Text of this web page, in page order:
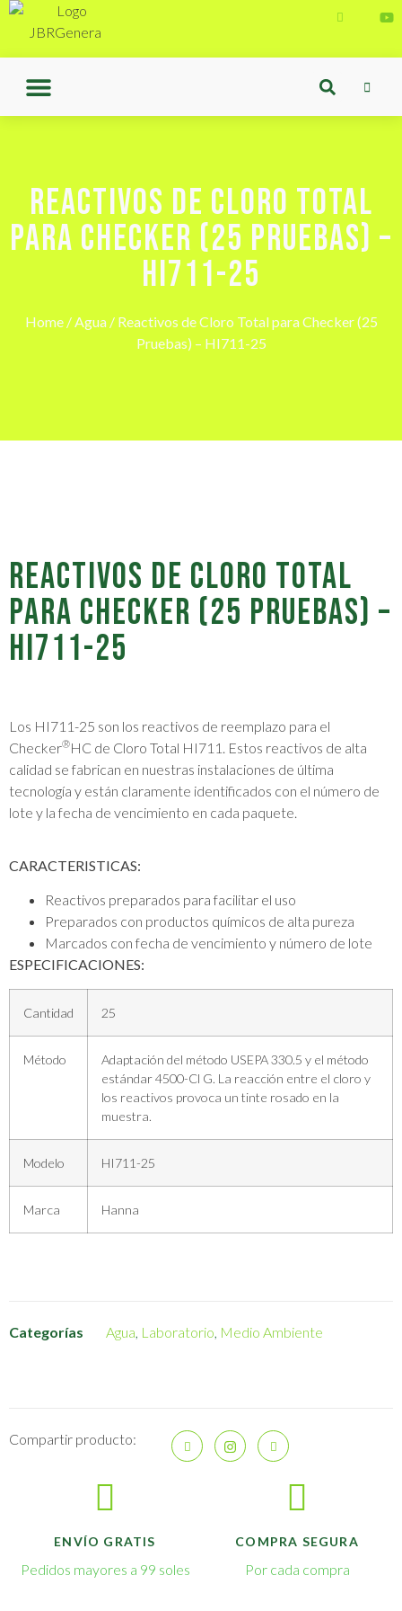
REACTIVOS DE CLORO TOTAL
PARA CHECKER (25 PRUEBAS) –
HI711-25
Home/Agua/ Reactivos de Cloro Total para Checker (25
Pruebas) – HI711-25
REACTIVOS DE CLORO TOTAL
PARA CHECKER (25 PRUEBAS) –
HI711-25
Los HI711-25 son los reactivos de reemplazo para el
Checker®HC de Cloro Total HI711. Estos reactivos de alta
calidad se fabrican en nuestras instalaciones de última
tecnología y están claramente identificados con el número de
lote y la fecha de vencimiento en cada paquete.
CARACTERISTICAS:
Reactivos preparados para facilitar el uso
Preparados con productos químicos de alta pureza
Marcados con fecha de vencimiento y número de lote
ESPECIFICACIONES:
Cantidad 25
Método
Adaptación del método USEPA 330.5 y el método
estándar 4500-Cl G. La reacción entre el cloro y
los reactivos provoca un tinte rosado en la
muestra.
Modelo HI711-25
Marca Hanna
Categorías Agua, Laboratorio, Medio Ambiente
Compartir producto:
ENVÍO GRATIS
Pedidos mayores a 99 soles
COMPRA SEGURA
Por cada compra